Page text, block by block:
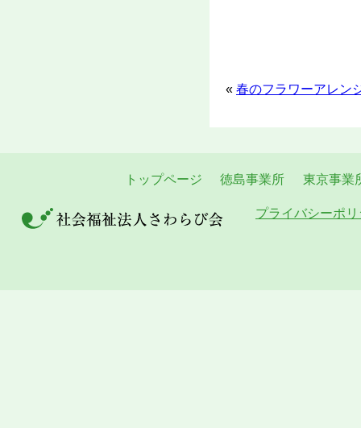
« 春のフラワーアレ
トップページ 徳島事業所 東京事業
プライバシーポ